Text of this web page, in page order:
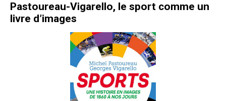
Pastoureau-Vigarello, le sport comme un
livre d’images